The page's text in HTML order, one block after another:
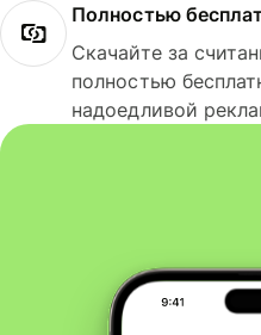
Полностью
Скачайте за
полностью
надоедливой